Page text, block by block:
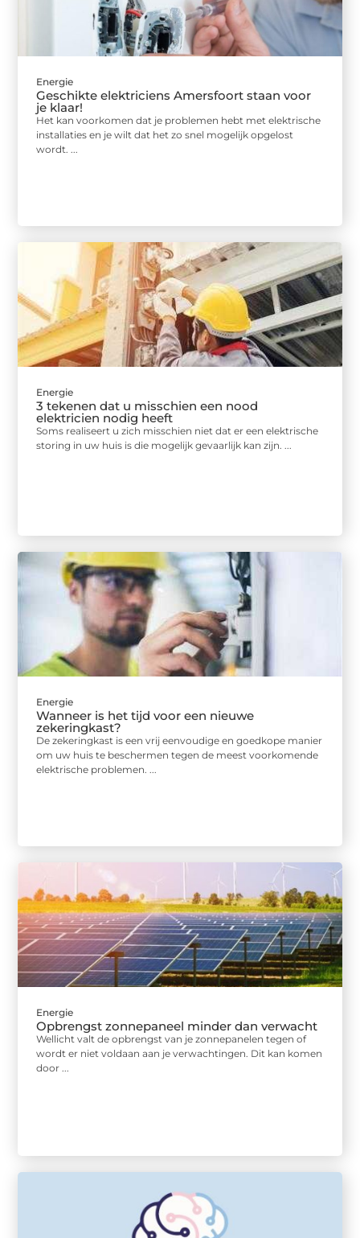
Energie
Geschikte elektriciens Amersfoort staan voor
je klaar!
Het kan voorkomen dat je problemen hebt met elektrische
installaties en je wilt dat het zo snel mogelijk opgelost
wordt. ...
Energie
3 tekenen dat u misschien een nood
elektricien nodig heeft
Soms realiseert u zich misschien niet dat er een elektrische
storing in uw huis is die mogelijk gevaarlijk kan zijn. ...
Energie
Wanneer is het tijd voor een nieuwe
zekeringkast?
De zekeringkast is een vrij eenvoudige en goedkope manier
om uw huis te beschermen tegen de meest voorkomende
elektrische problemen. ...
Energie
Opbrengst zonnepaneel minder dan verwacht
Wellicht valt de opbrengst van je zonnepanelen tegen of
wordt er niet voldaan aan je verwachtingen. Dit kan komen
door ...